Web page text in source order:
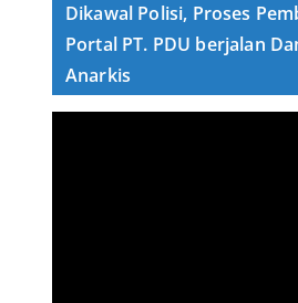
Dikawal Polisi, Proses
Portal PT. PDU berjalan
Anarkis